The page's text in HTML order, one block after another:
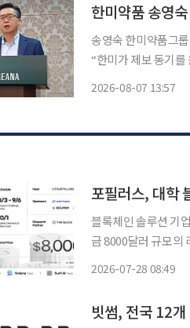
한미약품 송영
송영숙 한미약품그
“한미가 제보 동기
2026-08-07 13:57
포필러스, 대학
블록체인 솔루션 기
금 8000달러 규모의
2026-07-28 08:49
빗썸, 전국 12개